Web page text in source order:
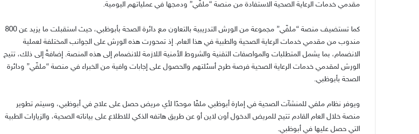
مقدمي خدمات الرعاية الصحية الاستفادة من منصة “ملفّي” ودمجها في عملياتهم اليومية.
كما تستضيف منصة “ملفّي” مجموعة من الورش التدريبية بالتعاون مع دائرة الصحة بأبوظبي، حيث استقبلت ما يزيد عن 800
مندوب من مقدمي خدمات الرعاية الصحية والطبية في هذا العام. إذ تمحورت هذه الورش على الجوانب المختلفة لعملية
الانضمام، بما يشمل المتطلبات والمواصفات التقنية والشروط الأمنية اللازمة للانضمام إلى هذه المنصة. إضافةً إلى ذلك، تتيح
الورش لمقدمي خدمات الرعاية الصحية فرصة طرح أسئلتهم والحصول على إجابات وافية من الخبراء في منصة “ملفّي” ودائرة
الصحة بأبوظبي.
ويوفر نظام ملفي للمنشآت الصحية في إمارة أبوظبي ملفًا موحدًا لأي مريض حصل على علاج في أبوظبي، وسيتم تطوير
منصة خلال العام القادم تتيح للمريض الدخول أون لاين أو عن طريق هاتفه الذكي للاطلاع على بياناته الصحية، والزيارات الطبية
التي حصل عليها في أبوظبي.